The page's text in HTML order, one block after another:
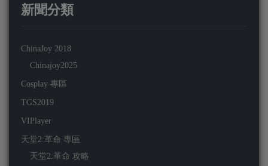
新聞分類
ChinaJoy 2018
Chinajoy2025
Cosplay 專區
TGS2019
VIPlayer
天堂2:革命 專區
天堂2:革命 攻略